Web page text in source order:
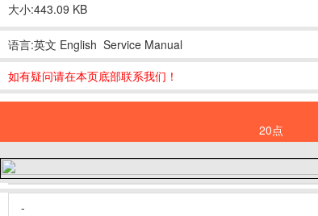
大小:443.09 KB
语言:英文 English Service Manual
如有疑问请在本页底部联系我们！
20点
-